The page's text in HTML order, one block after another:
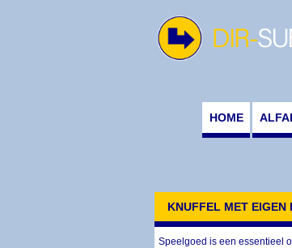
HOME
KNUFFEL MET EIGEN
Speelgoed is een essentieel